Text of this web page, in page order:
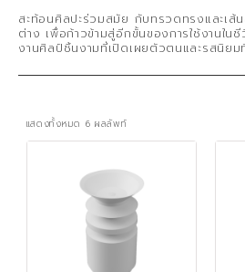
สะท้อนศิลปะร่วมสมัย กับทรวดทรงและเ
ต่าง เพื่อก้าวข้ามสู่อีกขั้นของการใช้งานใน
งานศิลป์ชิ้นงามที่เปิดเผยตัวตนและรสนิยม
แสดงทั้งหมด 6 ผลลัพท์